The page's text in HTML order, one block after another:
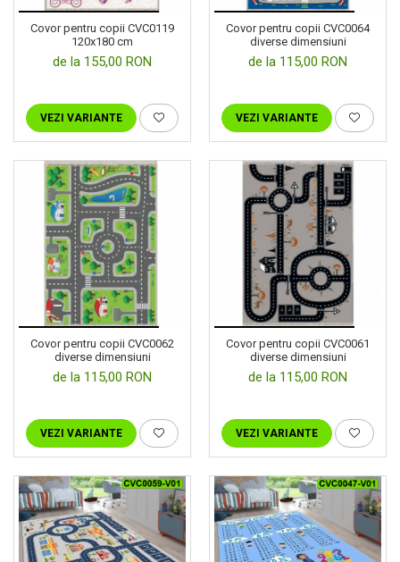
Cuverturi bumbac
Cuverturi catifea
Huse de protecție
Prosoape
Prosoape de baie
Electrocasnice
Cântare electronice
Produse de cult religios
Covor pentru copii CVC0119
120x180 cm
de la 155,00 RON
VEZI VARIANTE
Covor pentru copii CVC0064
diverse dimensiuni
de la 115,00 RON
VEZI VARIANTE
Covor pentru copii CVC0062
diverse dimensiuni
de la 115,00 RON
VEZI VARIANTE
Covor pentru copii CVC0061
diverse dimensiuni
de la 115,00 RON
VEZI VARIANTE